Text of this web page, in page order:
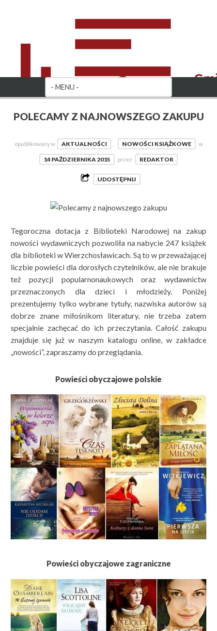
POLECAMY Z NAJNOWSZEGO ZAKUPU
opublikowany w AKTUALNOŚCI , NOWOŚCI KSIĄŻKOWE w
14 PAŹDZIERNIKA 2015 przez REDAKTOR
UDOSTĘPNIJ
Tegoroczna dotacja z Biblioteki Narodowej na zakup
nowości wydawniczych pozwoliła na nabycie 247 książek
dla biblioteki w Wierzchosławicach. Są to w przeważającej
liczbie powieści dla dorosłych czytelników, ale nie brakuje
też pozycji popularnonaukowych oraz wydawnictw
przeznaczonych dla dzieci i młodzieży. Poniżej
prezentujemy tylko wybrane tytuły, nazwiska autorów są
dobrze znane miłośnikom literatury, nie trzeba zatem
specjalnie zachęcać do ich przeczytania. Całość zakupu
znajduje się już w naszym katalogu online, w zakładce
„nowości”, zapraszamy do przeglądania.
Powieści obyczajowe polskie
Powieści obyczajowe zagraniczne